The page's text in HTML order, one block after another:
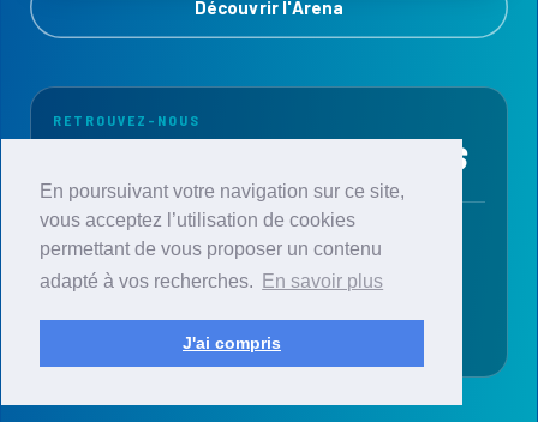
En poursuivant votre navigation sur ce site,
vous acceptez l’utilisation de cookies
permettant de vous proposer un contenu
adapté à vos recherches.
En savoir plus
J'ai compris